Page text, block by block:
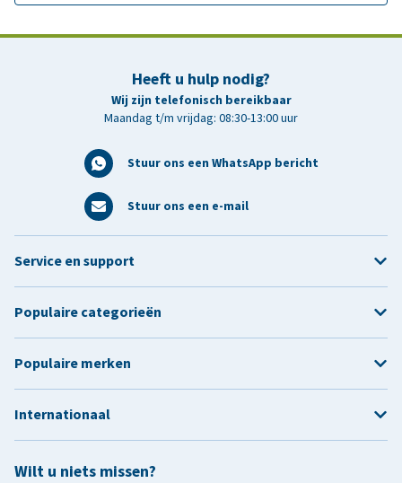
Heeft u hulp nodig?
Wij zijn telefonisch bereikbaar
Maandag t/m vrijdag: 08:30-13:00 uur
Stuur ons een WhatsApp bericht
Stuur ons een e-mail
Wilt u niets missen?
Service en support
Populaire categorieën
Populaire merken
Internationaal